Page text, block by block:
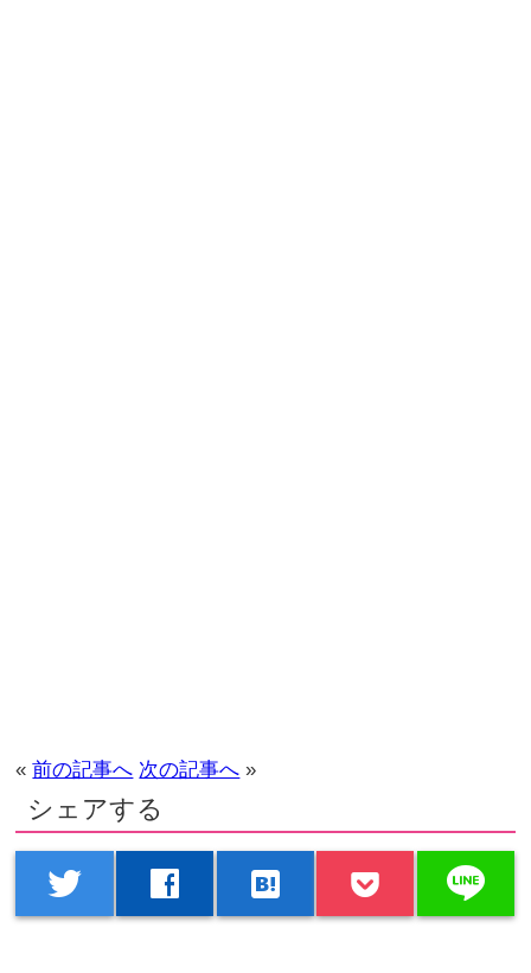
«前の記事へ 次の記事へ »
シェアする
twitter facebook hatenabookmark line